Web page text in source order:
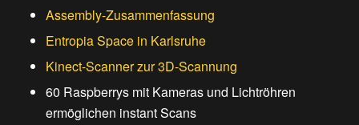
Assembly-Zusammenfassung
Entropia Space in Karlsruhe
Kinect-Scanner zur 3D-Scannung
60 Raspberrys mit Kameras und Lichtröhren
ermöglichen instant Scans